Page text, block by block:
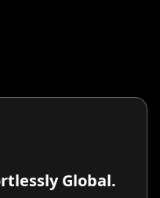
Global.